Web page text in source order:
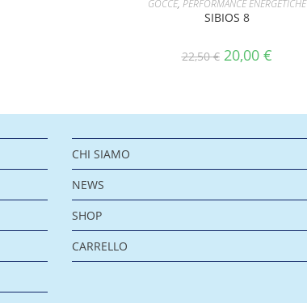
GOCCE, PERFORMANCE ENERGETICHE
SIBIOS 8
22,50€ 20,00 €
CHI SIAMO
NEWS
SHOP
CARRELLO